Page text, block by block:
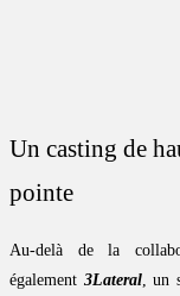
Un casting de
pointe
Au-delà de la
également 3Lateral, un